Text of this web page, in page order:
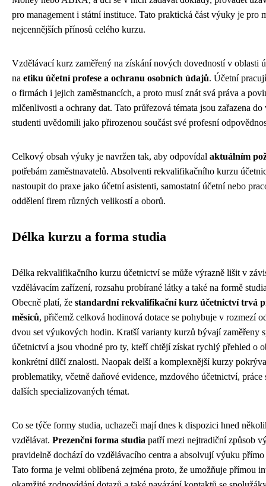
pro management i státní instituce. Tato praktická část výuky je pro
nejcennějších přínosů celého kurzu.
Vzdělávací kurz zaměřený na získání nových dovedností v oblasti
na etiku účetní profese a ochranu osobních údajů. Účetní
o firmách i jejich zaměstnancích, a proto musí znát svá práva a
mlčenlivosti a ochrany dat. Tato průřezová témata jsou zařazena
studenti uvědomili jako přirozenou součást své profesní
Celkový obsah výuky je navržen tak, aby odpovídal aktuálním
potřebám zaměstnavatelů. Absolventi rekvalifikačního kurzu
nastoupit do praxe jako účetní asistenti, samostatní účetní nebo
oddělení firem různých velikostí a oborů.
Délka kurzu a forma studia
Délka rekvalifikačního kurzu účetnictví se může výrazně lišit v
vzdělávacím zařízení, rozsahu probírané látky a také na formě
Obecně platí, že standardní rekvalifikační kurz účetnictví trvá
měsíců, přičemž celková hodinová dotace se pohybuje v rozmezí
dvou set výukových hodin. Kratší varianty kurzů bývají zaměřeny
účetnictví a jsou vhodné pro ty, kteří chtějí získat rychlý přehled o
konkrétní dílčí znalosti. Naopak delší a komplexnější kurzy
problematiky, včetně daňové evidence, mzdového účetnictví,
dalších specializovaných témat.
Co se týče formy studia, uchazeči mají dnes k dispozici hned
vzdělávat. Prezenční forma studia patří mezi nejtradiční způsob
pravidelně dochází do vzdělávacího centra a absolvují výuku
Tato forma je velmi oblíbená zejména proto, že umožňuje přímou